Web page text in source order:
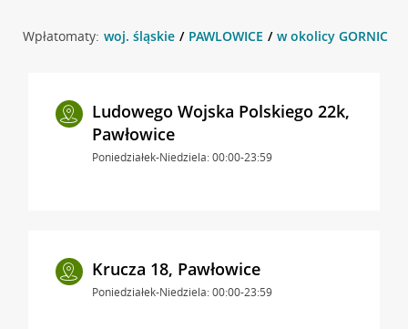
Wpłatomaty: woj. śląskie PAWLOWICE w okolicy GORNICZA
Ludowego Wojska Polskiego 22k,
Pawłowice
Poniedziałek-Niedziela: 00:00-23:59
Krucza 18, Pawłowice
Poniedziałek-Niedziela: 00:00-23:59